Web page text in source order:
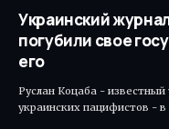
Украинский
погубили свое
его
Руслан Коцаба -
украинских пацифистов -